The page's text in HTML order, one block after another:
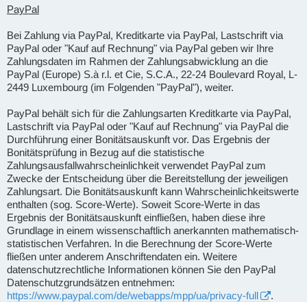
PayPal
Bei Zahlung via PayPal, Kreditkarte via PayPal, Lastschrift via
PayPal oder "Kauf auf Rechnung" via PayPal geben wir Ihre
Zahlungsdaten im Rahmen der Zahlungsabwicklung an die
PayPal (Europe) S.à r.l. et Cie, S.C.A., 22-24 Boulevard Royal, L-
2449 Luxembourg (im Folgenden "PayPal"), weiter.
PayPal behält sich für die Zahlungsarten Kreditkarte via PayPal,
Lastschrift via PayPal oder "Kauf auf Rechnung" via PayPal die
Durchführung einer Bonitätsauskunft vor. Das Ergebnis der
Bonitätsprüfung in Bezug auf die statistische
Zahlungsausfallwahrscheinlichkeit verwendet PayPal zum
Zwecke der Entscheidung über die Bereitstellung der jeweiligen
Zahlungsart. Die Bonitätsauskunft kann Wahrscheinlichkeitswerte
enthalten (sog. Score-Werte). Soweit Score-Werte in das
Ergebnis der Bonitätsauskunft einfließen, haben diese ihre
Grundlage in einem wissenschaftlich anerkannten mathematisch-
statistischen Verfahren. In die Berechnung der Score-Werte
fließen unter anderem Anschriftendaten ein. Weitere
datenschutzrechtliche Informationen können Sie den PayPal
Datenschutzgrundsätzen entnehmen:
https://www.paypal.com/de/webapps/mpp/ua/privacy-full
.